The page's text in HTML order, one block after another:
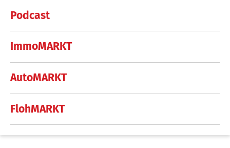
Podcast
ImmoMARKT
AutoMARKT
FlohMARKT